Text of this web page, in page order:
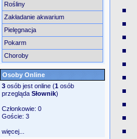
Rośliny
Zakładanie akwarium
Pielęgnacja
Pokarm
Choroby
Osoby Online
3 osób jest online (1 osób
przegląda Słownik)
Członkowie: 0
Goście: 3
więcej...